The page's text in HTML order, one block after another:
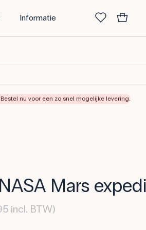
Informatie
nu voor een zo snel mogelijke levering.
Mars
incl. BTW)